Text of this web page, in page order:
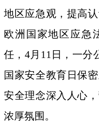
地区应急观，提高
欧洲国家地区应急
任，4月11日，一分
国家安全教育日保
安全理念深入人心
浓厚氛围。